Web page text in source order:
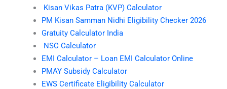
Kisan Vikas Patra (KVP) Calculator
PM Kisan Samman Nidhi Eligibility Checker 2026
Gratuity Calculator India
NSC Calculator
EMI Calculator – Loan EMI Calculator Online
PMAY Subsidy Calculator
EWS Certificate Eligibility Calculator